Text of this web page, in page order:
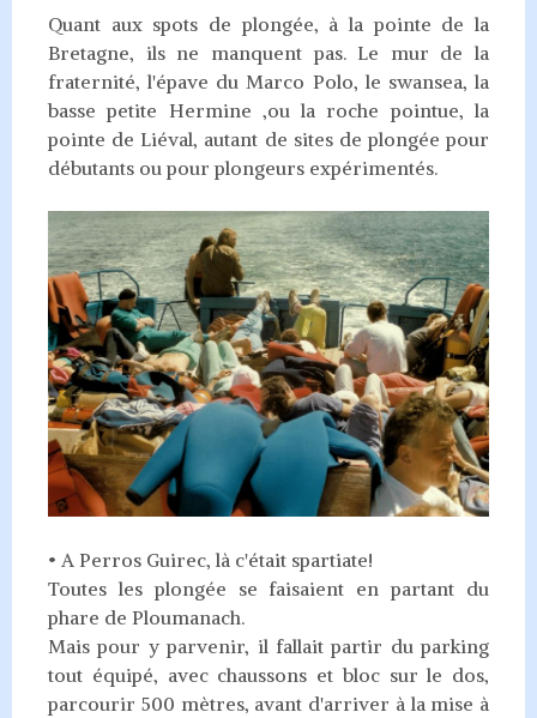
Quant aux spots de plongée, à la pointe de la
Bretagne, ils ne manquent pas. Le mur de la
fraternité, l'épave du Marco Polo, le swansea, la
basse petite Hermine ,ou la roche pointue, la
pointe de Liéval, autant de sites de plongée pour
débutants ou pour plongeurs expérimentés.
• A Perros Guirec, là c'était spartiate!
Toutes les plongée se faisaient en partant du
phare de Ploumanach.
Mais pour y parvenir, il fallait partir du parking
tout équipé, avec chaussons et bloc sur le dos,
parcourir 500 mètres, avant d'arriver à la mise à